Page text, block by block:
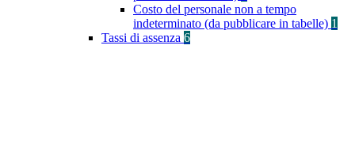
Costo del personale non a tempo
indeterminato (da pubblicare in tabelle) 1
Tassi di assenza 6